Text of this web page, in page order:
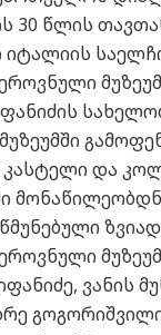
30 წლის
და
ვანის